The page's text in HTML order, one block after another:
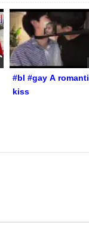
#bl #gay A
kiss